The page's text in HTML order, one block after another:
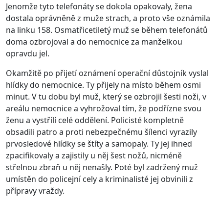
Jenomže tyto telefonáty se dokola opakovaly, žena
dostala oprávněně z muže strach, a proto vše oznámila
na linku 158. Osmatřicetiletý muž se během telefonátů
doma ozbrojoval a do nemocnice za manželkou
opravdu jel.
Okamžitě po přijetí oznámení operační důstojník vyslal
hlídky do nemocnice. Ty přijely na místo během osmi
minut. V tu dobu byl muž, který se ozbrojil šesti noži, v
areálu nemocnice a vyhrožoval tím, že podřízne svou
ženu a vystřílí celé oddělení. Policisté kompletně
obsadili patro a proti nebezpečnému šílenci vyrazily
prvosledové hlídky se štíty a samopaly. Ty jej ihned
zpacifikovaly a zajistily u něj šest nožů, nicméně
střelnou zbraň u něj nenašly. Poté byl zadržený muž
umístěn do policejní cely a kriminalisté jej obvinili z
přípravy vraždy.